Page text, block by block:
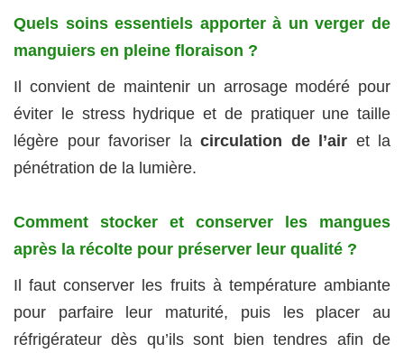
Quels soins essentiels apporter à un verger de
manguiers en pleine floraison ?
Il convient de maintenir un arrosage modéré pour
éviter le stress hydrique et de pratiquer une taille
légère pour favoriser la circulation de l’air et la
pénétration de la lumière.
Comment stocker et conserver les mangues
après la récolte pour préserver leur qualité ?
Il faut conserver les fruits à température ambiante
pour parfaire leur maturité, puis les placer au
réfrigérateur dès qu’ils sont bien tendres afin de